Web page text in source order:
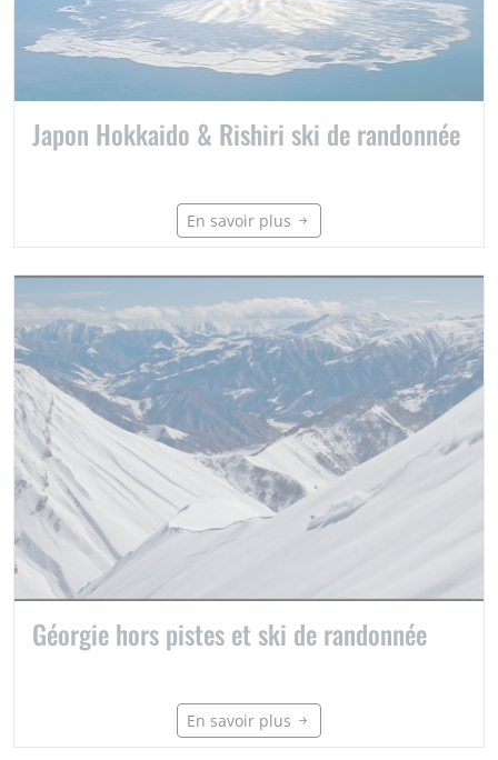
Japon Hokkaido & Rishiri ski de randonnée
En savoir plus
Géorgie hors pistes et ski de randonnée
En savoir plus